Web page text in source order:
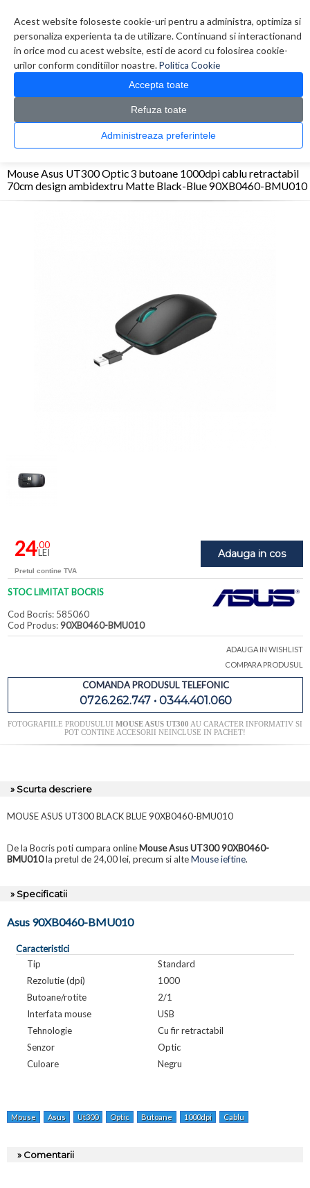
Acest website foloseste cookie-uri pentru a administra, optimiza si
personaliza experienta ta de utilizare. Continuand si interactionand
in orice mod cu acest website, esti de acord cu folosirea cookie-
urilor conform conditiilor noastre.Politica Cookie
Accepta toate
Refuza toate
Administreaza preferintele
0 produs(e)
CATALOG PRODUSE
> Mouse > Mouse Asus UT300 Optic 3 butoane 1000dpi
Mouse Asus UT300 Optic 3 butoane 1000dpi cablu retractabil
70cm design ambidextru Matte Black-Blue 90XB0460-BMU010
Adauga in cos
24,00
LEI
Pretul contine TVA
STOC LIMITAT BOCRIS
Cod Bocris: 585060
Cod Produs: 90XB0460-BMU010
ADAUGA IN WISHLIST
COMPARA PRODUSUL
COMANDA PRODUSUL TELEFONIC
0726.262.747 • 0344.401.060
FOTOGRAFIILE PRODUSULUI MOUSE ASUS UT300 AU CARACTER INFORMATIV SI
POT CONTINE ACCESORII NEINCLUSE IN PACHET!
» Scurta descriere
MOUSE ASUS UT300 BLACK BLUE 90XB0460-BMU010
De la Bocris poti cumpara online Mouse Asus UT300 90XB0460-
BMU010la pretul de 24,00 lei, precum si alteMouse ieftine.
» Specificatii
Asus 90XB0460-BMU010
Caracteristici
Tip
Standard
Rezolutie (dpi)
1000
Butoane/rotite
2/1
Interfata mouse
USB
Tehnologie
Cu fir retractabil
Senzor
Optic
Culoare
Negru
Mouse Asus Ut300 Optic Butoane 1000dpi Cablu
» Comentarii